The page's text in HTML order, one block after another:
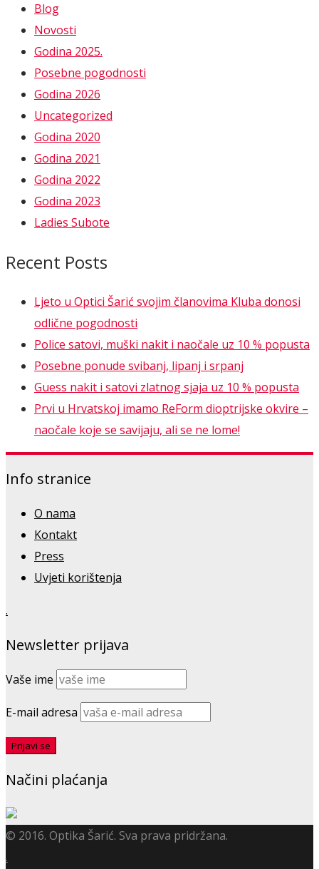
Blog
Novosti
Godina 2025.
Posebne pogodnosti
Godina 2026
Uncategorized
Godina 2020
Godina 2021
Godina 2022
Godina 2023
Ladies Subote
Recent Posts
Ljeto u Optici Šarić svojim članovima Kluba donosi
odlične pogodnosti
Police satovi, muški nakit i naočale uz 10 % popusta
Posebne ponude svibanj, lipanj i srpanj
Guess nakit i satovi zlatnog sjaja uz 10 % popusta
Prvi u Hrvatskoj imamo ReForm dioptrijske okvire –
naočale koje se savijaju, ali se ne lome!
Info stranice
O nama
Kontakt
Press
Uvjeti korištenja
.
Newsletter prijava
Vaše ime
E-mail adresa
Načini plaćanja
© 2016. Optika Šarić. Sva prava pridržana.
.